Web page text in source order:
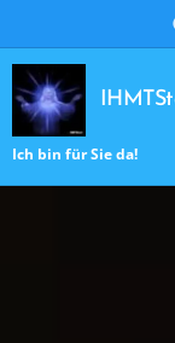
Ich bin für Sie da!